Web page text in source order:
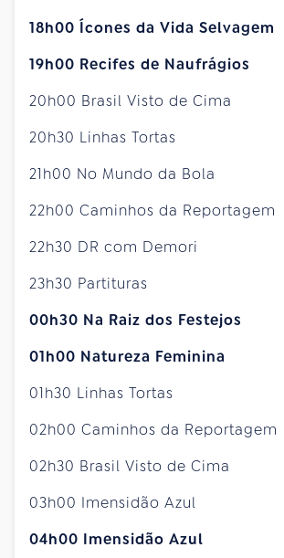
18h00 Ícones da Vida Selvagem
19h00 Recifes de Naufrágios
20h00 Brasil Visto de Cima
20h30 Linhas Tortas
21h00 No Mundo da Bola
22h00 Caminhos da Reportagem
22h30 DR com Demori
23h30 Partituras
00h30 Na Raiz dos Festejos
01h00 Natureza Feminina
01h30 Linhas Tortas
02h00 Caminhos da Reportagem
02h30 Brasil Visto de Cima
03h00 Imensidão Azul
04h00 Imensidão Azul